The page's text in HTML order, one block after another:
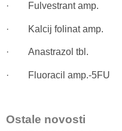
· Fulvestrant amp.
· Kalcij folinat amp.
· Anastrazol tbl.
· Fluoracil amp.-5FU
Ostale novosti